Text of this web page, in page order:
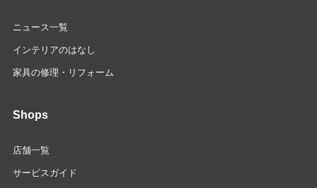
ニュース一覧
インテリアのはなし
家具の修理・リフォーム
Shops
店舗一覧
サービスガイド